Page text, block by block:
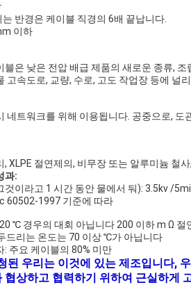
반경은 케이블 직경의 6배 끝납니다.
이하
블은 낮은 전압 배급 제품의 새로운 종류,
고속도로, 교량, 수로, 고도 작업장 등에 널
네트워크를 위해 이용됩니다. 공중으로,
, XLPE 절연제의, 비무장 또는 알루미늄 철
과:
것이라고 1 시간 동안 물에서 둬): 3.5kv /
60502-1997 기준에 따라
℃ 경우의 대회 아닙니다 200 이하 m Ω 절
드리는 온도는 70 이상 ℃가 아닙니다
: 주요 케이블의 80% 미만
된 우리는 이것에 있는 제조입니다,
협상하고 협력하기 위하여 근실하게